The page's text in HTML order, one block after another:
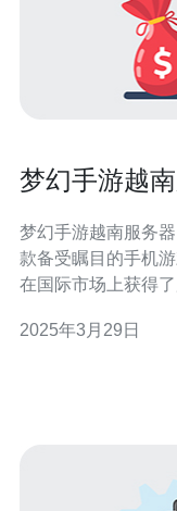
梦幻手游越
梦幻手游越南服务器：畅享
款备受瞩目的手机
在国际市场上获得
来了全新的游戏体验。 越南服务器的开设为越南玩
2025年3月29日